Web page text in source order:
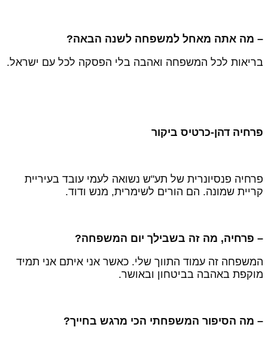
מה אתה מאחל למשפחה לשנה הבאה?
לכל המשפחה ואהבה בלי הפסקה לכל עם ישראל.
דהן-כרטיס ביקור
פנסיונרית של תע"ש נשואה לעמי עובד בעיריית
שמונה. הם הורים לשימרית, מנש ודוד.
פרחיה, מה זה בשבילך יום המשפחה?
זה עמוד התווך שלי. כאשר אני איתם אני תמיד
באהבה בביטחון ובאושר.
מה הסיפור המשפחתי הכי מרגש בחייך?